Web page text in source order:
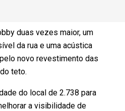
duas vezes maior, um
da rua e uma acústica
novo revestimento das
teto.
do local de 2.738 para
a visibilidade de